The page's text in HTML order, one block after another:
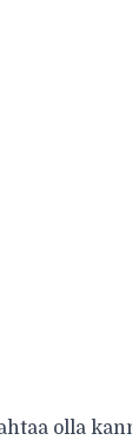
olla